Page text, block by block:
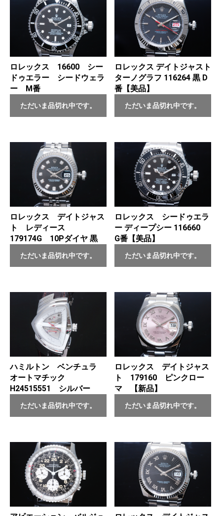
ロレックス 16600 シー
ドゥエラー シードウェラ
ー M番
ただいま品切れ中です。
ロレックス デイトジャスト
ターノグラフ 116264 黒 D
番【美品】
ただいま品切れ中です。
ロレックス デイトジャス
ト レディース
179174G 10Pダイヤ 黒
ただいま品切れ中です。
ロレックス シードゥエラ
ー ディープシー 116660
G番【美品】
ただいま品切れ中です。
ハミルトン ベンチュラ
オートマチック
H24515551 シルバー
ただいま品切れ中です。
ロレックス デイトジャス
ト 179160 ピンクロー
マ 【新品】
ただいま品切れ中です。